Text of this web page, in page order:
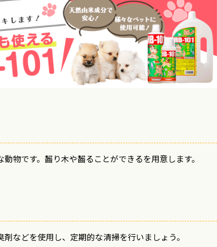
物です。齧り木や齧ることができるを用意します。
などを使用し、定期的な清掃を行いましょう。